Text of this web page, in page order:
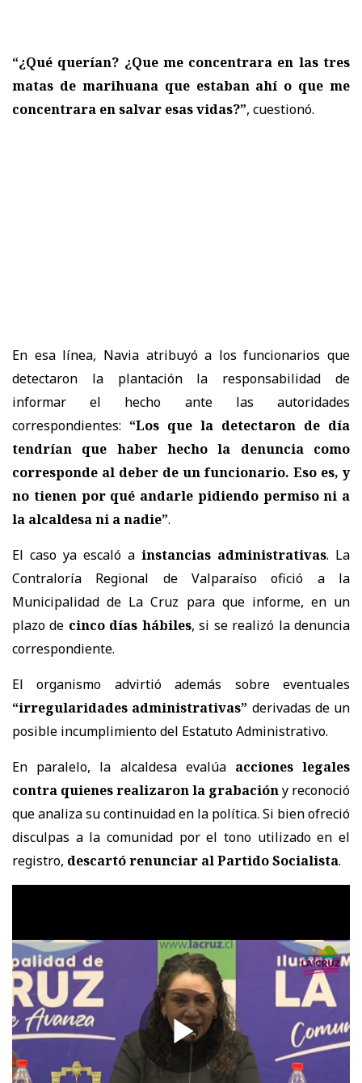
“¿Qué querían? ¿Que me concentrara en las tres
matas de marihuana que estaban ahí o que me
concentrara en salvar esas vidas?”, cuestionó.
En esa línea, Navia atribuyó a los funcionarios que
detectaron la plantación la responsabilidad de
informar el hecho ante las autoridades
correspondientes: “Los que la detectaron de día
tendrían que haber hecho la denuncia como
corresponde al deber de un funcionario. Eso es, y
no tienen por qué andarle pidiendo permiso ni a
la alcaldesa ni a nadie”.
El caso ya escaló a instancias administrativas. La
Contraloría Regional de Valparaíso ofició a la
Municipalidad de La Cruz para que informe, en un
plazo de cinco días hábiles, si se realizó la denuncia
correspondiente.
El organismo advirtió además sobre eventuales
“irregularidades administrativas” derivadas de un
posible incumplimiento del Estatuto Administrativo.
En paralelo, la alcaldesa evalúa acciones legales
contra quienes realizaron la grabacióny reconoció
que analiza su continuidad en la política. Si bien ofreció
disculpas a la comunidad por el tono utilizado en el
registro, descartó renunciar al Partido Socialista.